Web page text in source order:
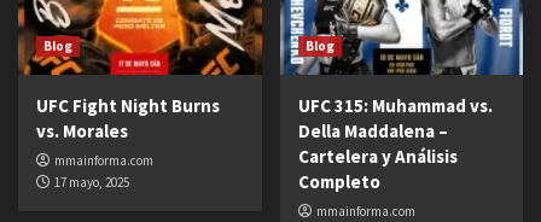
Blog
UFC Fight Night Burns
vs. Morales
mmainforma.com
17 mayo, 2025
Blog
UFC 315: Muhammad vs.
Della Maddalena –
Cartelera y Análisis
Completo
mmainforma.com